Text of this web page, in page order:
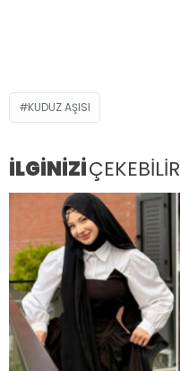
KUDUZ AŞISI
İLGİNİZİÇEKEBİLİR